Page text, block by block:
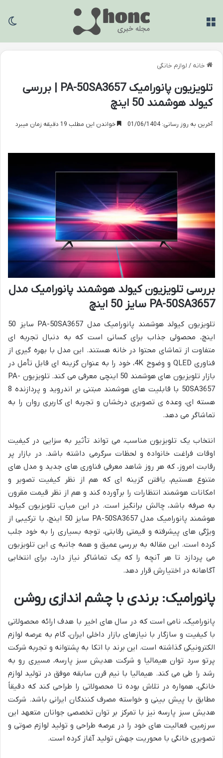
خانه / لوازم خانگی
تلویزیون پانورامیک PA-50SA3657 | بررسی
کیولد هوشمند 50 اینچ
آخرین به روز رسانی: 01/06/1404 خواندن این مطلب 19 دقیقه زمان میبرد
بررسی تلویزیون کیولد هوشمند پانورامیک مدل
PA-50SA3657 سایز 50 اینچ
تلویزیون کیولد هوشمند پانورامیک مدل PA-50SA3657 سایز 50
اینچ، محصولی جذاب برای کسانی است که به دنبال تجربه ای
متفاوت از تماشای محتوا در خانه هستند. این مدل با بهره گیری از
فناوری QLED و وضوح 4K، خود را به عنوان گزینه ای قابل تأمل در
بازار تلویزیون های هوشمند 50 اینچی معرفی می کند. تلویزیون PA-
50SA3657 با قابلیت های هوشمند مبتنی بر اندروید و پردازنده 8
هسته ای، وعده ی تصویری درخشان و تجربه ای کاربری روان را به
تماشاگر می دهد.
انتخاب یک تلویزیون مناسب، می تواند تأثیر به سزایی در کیفیت
اوقات فراغت خانواده و لحظات سرگرمی داشته باشد. در بازار پر
رقابت امروز، که هر روز شاهد معرفی فناوری های جدید و مدل های
متنوع هستیم، یافتن گزینه ای که هم از نظر کیفیت تصویر و
امکانات هوشمند انتظارات را برآورده کند و هم از نظر قیمت مقرون
به صرفه باشد، چالش برانگیز است. در این میان، تلویزیون کیولد
هوشمند پانورامیک مدل PA-50SA3657 سایز 50 اینچ، با ترکیبی از
ویژگی های پیشرفته و قیمتی رقابتی، توجه بسیاری را به خود جلب
کرده است. این مقاله به بررسی عمیق و همه جانبه ی این تلویزیون
می پردازد تا هر آنچه را که یک تماشاگر نیاز دارد، برای انتخابی
آگاهانه در اختیارش قرار دهد.
پانورامیک: برندی با چشم اندازی روشن
پانورامیک، نامی است که در سال های اخیر با هدف ارائه محصولاتی
با کیفیت و سازگار با نیازهای بازار داخلی ایران، گام به عرصه لوازم
الکترونیکی گذاشته است. این برند با اتکا به پشتوانه و تجربه شرکت
پرتو سرد توان هیمالیا و شرکت هدیش سبز پارسه، مسیری رو به
رشد را طی می کند. هیمالیا با نیم قرن سابقه موفق در تولید لوازم
خانگی، همواره در تلاش بوده تا محصولاتی را طراحی کند که دقیقاً
مطابق با پیش بینی و خواسته مصرف کنندگان ایرانی باشد. شرکت
هدیش سبز پارسه نیز با تمرکز بر توان تخصصی جوانان متعهد این
سرزمین، فعالیت های خود را در عرصه طراحی و تولید لوازم صوتی و
تصویری خانگی با محوریت جهش تولید آغاز کرده است.